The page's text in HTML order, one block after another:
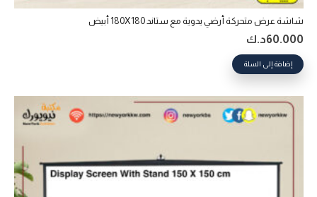
شاشة عرض متحركة أرضي يدوية مع ستاند 180X180 أبيض
60.000د.ك
إضافة إلى السلة